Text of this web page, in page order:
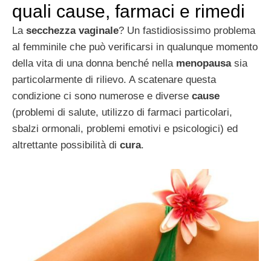
quali cause, farmaci e rimedi
La secchezza vaginale? Un fastidiosissimo problema
al femminile che può verificarsi in qualunque momento
della vita di una donna benché nella menopausasia
particolarmente di rilievo. A scatenare questa
condizione ci sono numerose e diverse cause
(problemi di salute, utilizzo di farmaci particolari,
sbalzi ormonali, problemi emotivi e psicologici) ed
altrettante possibilità di cura.